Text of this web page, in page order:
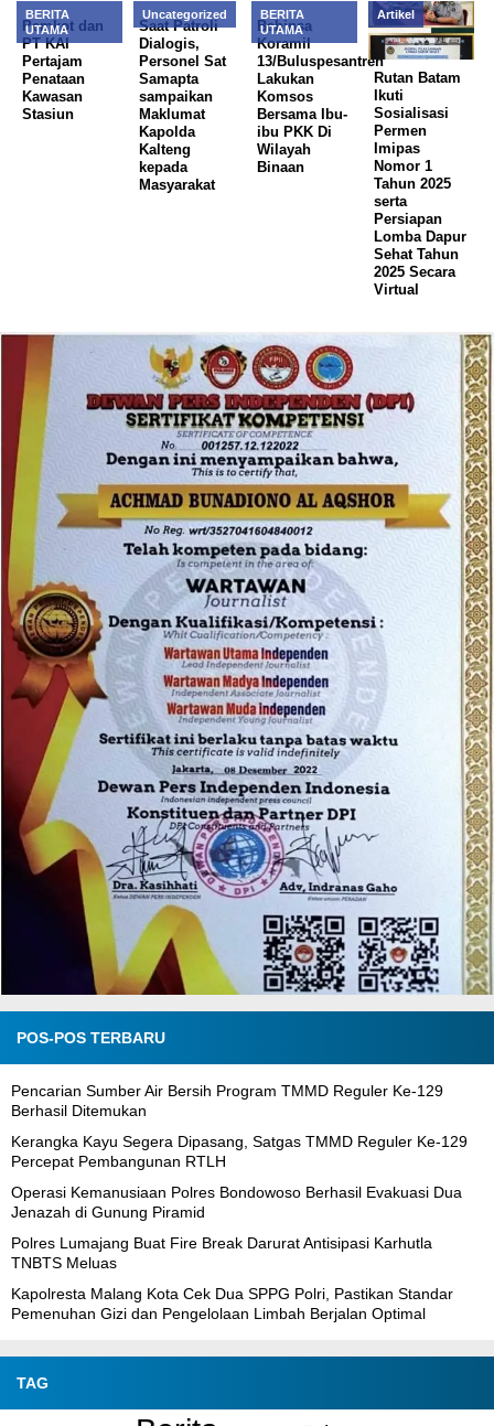
BERITA
UTAMA
Pemkot dan
PT KAI
Pertajam
Penataan
Kawasan
Stasiun
Uncategorized
Saat Patroli
Dialogis,
Personel Sat
Samapta
sampaikan
Maklumat
Kapolda
Kalteng
kepada
Masyarakat
BERITA
UTAMA
Babinsa
Koramil
13/Buluspesantren
Lakukan
Komsos
Bersama Ibu-
ibu PKK Di
Wilayah
Binaan
Artikel
Rutan Batam
Ikuti
Sosialisasi
Permen
Imipas
Nomor 1
Tahun 2025
serta
Persiapan
Lomba Dapur
Sehat Tahun
2025 Secara
Virtual
POS-POS TERBARU
Pencarian Sumber Air Bersih Program TMMD Reguler Ke-129
Berhasil Ditemukan
Kerangka Kayu Segera Dipasang, Satgas TMMD Reguler Ke-129
Percepat Pembangunan RTLH
Operasi Kemanusiaan Polres Bondowoso Berhasil Evakuasi Dua
Jenazah di Gunung Piramid
Polres Lumajang Buat Fire Break Darurat Antisipasi Karhutla
TNBTS Meluas
Kapolresta Malang Kota Cek Dua SPPG Polri, Pastikan Standar
Pemenuhan Gizi dan Pengelolaan Limbah Berjalan Optimal
TAG